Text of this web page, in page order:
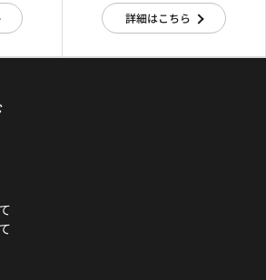
詳細はこちら